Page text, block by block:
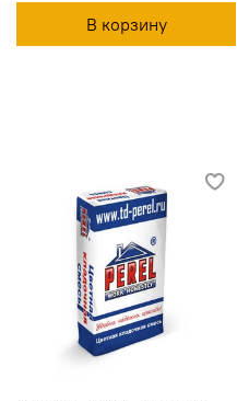
В корзину